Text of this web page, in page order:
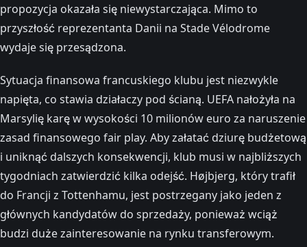
propozycja okazała się niewystarczająca. Mimo to
przyszłość reprezentanta Danii na Stade Vélodrome
wydaje się przesądzona.
Sytuacja finansowa francuskiego klubu jest niezwykle
napięta, co stawia działaczy pod ścianą. UEFA nałożyła na
Marsylię karę w wysokości 10 milionów euro za naruszenie
zasad finansowego fair play. Aby załatać dziurę budżetową
i uniknąć dalszych konsekwencji, klub musi w najbliższych
tygodniach zatwierdzić kilka odejść. Højbjerg, który trafił
do Francji z Tottenhamu, jest postrzegany jako jeden z
głównych kandydatów do sprzedaży, ponieważ wciąż
budzi duże zainteresowanie na rynku transferowym.